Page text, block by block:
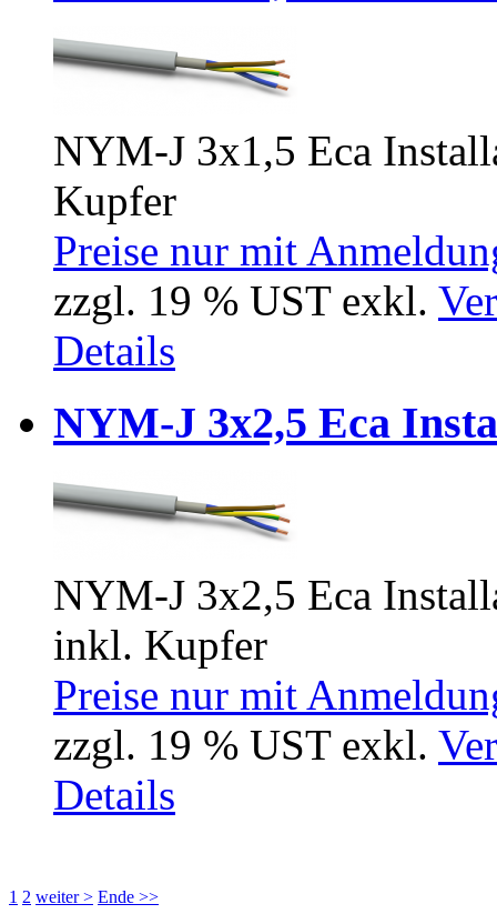
NYM-J 3x1,5 Eca
Kupfer
Preise nur mit
zzgl. 19 % UST exkl.
Details
NYM-J 3x2,5 Eca
NYM-J 3x2,5 Eca
inkl. Kupfer
Preise nur mit
zzgl. 19 % UST exkl.
Details
1 2 weiter > Ende >>